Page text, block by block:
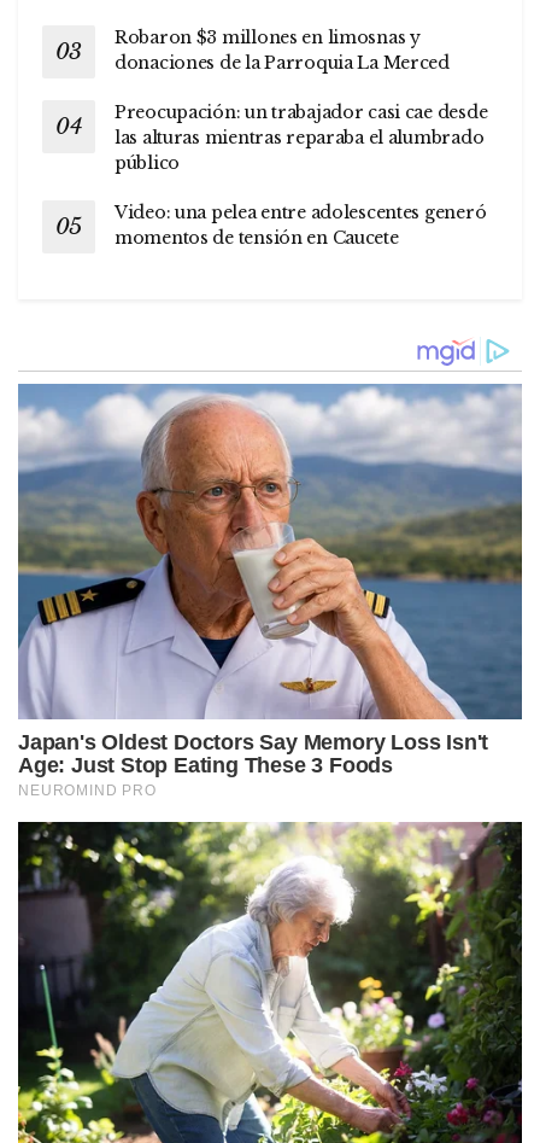
Robaron $3 millones en limosnas y
donaciones de la Parroquia La Merced
Preocupación: un trabajador casi cae desde
las alturas mientras reparaba el alumbrado
público
Video: una pelea entre adolescentes generó
momentos de tensión en Caucete